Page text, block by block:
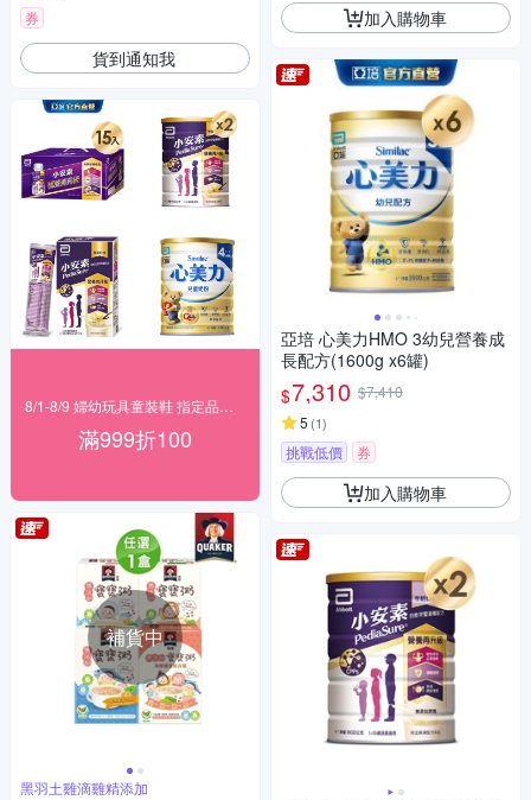
券
貨到通知我
滿999折100
補貨中
黑羽土雞滴雞精添加
加入購物車
亞培 心美力HMO 3幼兒營養成
長配方(1600g x6罐)
$7,310 $7,410
5 (1)
挑戰低價 券
加入購物車